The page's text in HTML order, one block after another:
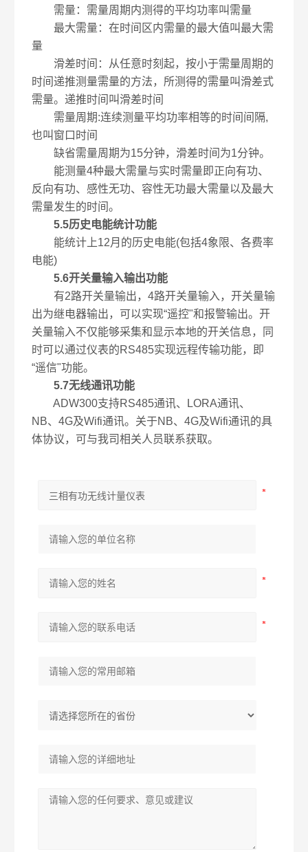
需量：需量周期内测得的平均功率叫需量
最大需量：在时间区内需量的最大值叫最大需
量
滑差时间：从任意时刻起，按小于需量周期的
时间递推测量需量的方法，所测得的需量叫滑差式
需量。递推时间叫滑差时间
需量周期:连续测量平均功率相等的时间间隔,
也叫窗口时间
缺省需量周期为15分钟，滑差时间为1分钟。
能测量4种最大需量与实时需量即正向有功、
反向有功、感性无功、容性无功最大需量以及最大
需量发生的时间。
5.5历史电能统计功能
能统计上12月的历史电能(包括4象限、各费率
电能)
5.6开关量输入输出功能
有2路开关量输出，4路开关量输入，开关量输
出为继电器输出，可以实现“遥控"和报警输出。开
关量输入不仅能够采集和显示本地的开关信息，同
时可以通过仪表的RS485实现远程传输功能，即
“遥信"功能。
5.7无线通讯功能
ADW300支持RS485通讯、LORA通讯、
NB、4G及Wifi通讯。关于NB、4G及Wifi通讯的具
体协议，可与我司相关人员联系获取。